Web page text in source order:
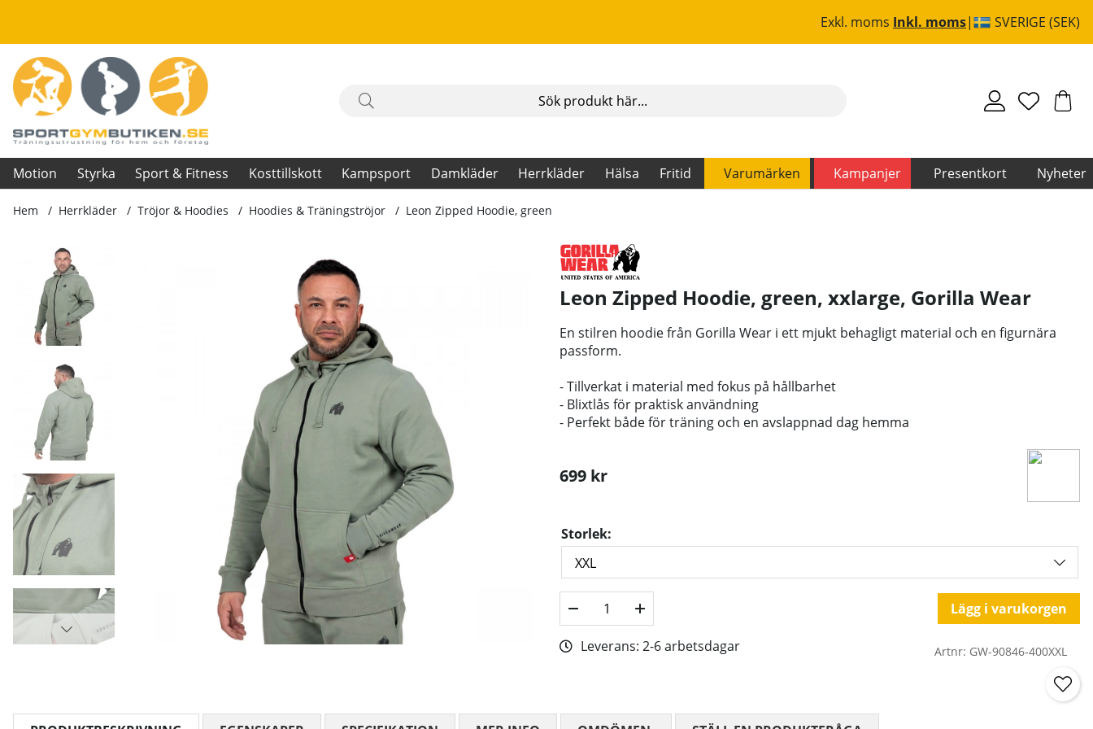
Exkl. moms Inkl. moms SVERIGE (SEK)
Motion Styrka Sport & Fitness Kosttillskott Kampsport Damkläder Herrkläder Hälsa Fritid Varumärken Kampanjer Presentkort Nyheter
Hem Herrkläder Tröjor & Hoodies Hoodies & Träningströjor Leon Zipped Hoodie, green
Produktbilder Leon Zipped Hoodie, green
Leon Zipped Hoodie, green, xxlarge, Gorilla Wear
En stilren hoodie från Gorilla Wear i ett mjukt behagligt material och en figurnära
passform.
- Tillverkat i material med fokus på hållbarhet
- Blixtlås för praktisk användning
- Perfekt både för träning och en avslappnad dag hemma
699 kr
Storlek:
Lägg i varukorgen
Leverans: 2-6 arbetsdagar Artnr: GW-90846-400XXL